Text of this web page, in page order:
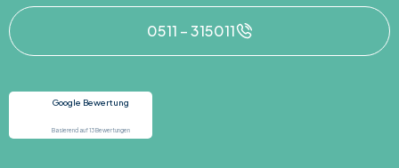
0511 – 315011
Google Bewertung
Basierend auf 13 Bewertungen